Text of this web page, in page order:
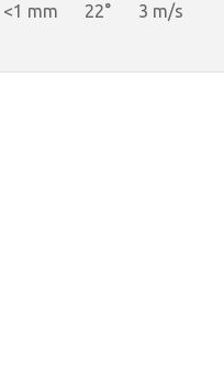
<1 mm 22° 3 m/s